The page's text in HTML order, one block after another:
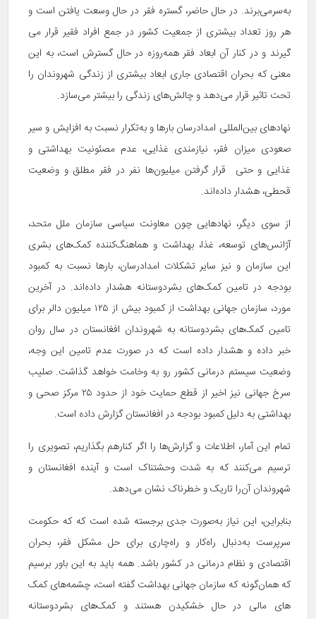
به‌سرمی‌­برند. در حال حاضر، گستره فقر در حال وسعت یافتن است و
هر روز تعداد بیشتری از جمعیت کشور در جمع افراد فقیر قرار می­‌
گیرند و در کنار آن ابعاد فقر همه­‌روزه در حال گسترش است، به این
معنی که بحران اقتصادی جاری ابعاد بیشتری از زندگی شهروندان را
تحت تاثیر قرار می‌­دهد و چالش­‌های زندگی را بیشتر می­‌سازد.
نهادهای بین‌­المللی امدادرسان بارها و به‌تکرار نسبت به افزایش و سیر
صعودی میزان فقر، نیازمندی غذایی، عدم مصئونیت بهداشتی و
غذایی و حتی قرار گرفتن میلیون­‌ها نفر در فقر مطلق و وضعیت
قحطی، هشدار داده‌­اند.
از سوی دیگر، نهادهایی چون معاونت سیاسی سازمان ملل متحد،
آژانس‌های توسعه، غذا، بهداشت و هماهنگ‌­کننده کمک‌­های بشری
این سازمان و نیز سایر تشکلات امداد­رسان، بارها نسبت به کمبود
بودجه در تامین کمک‌­های بشردوستانه هشدار داده‌­اند. در آخرین
مورد، سازمان جهانی بهداشت از کمبود بیش از ۱۲۵ میلیون دالر برای
تامین کمک‌های بشردوستانه به شهروندان افغانستان در سال روان
خبر داده و هشدار داده است که در صورت عدم تامین این وجه،
وضعیت سیستم درمانی کشور رو به‌ وخامت خواهد گذاشت. صلیب
سرخ جهانی نیز اخیر از قطع حمایت خود از حدود ۲۵ مرکز صحی و
بهداشتی به دلیل کمبود بودجه در افغانستان گزارش داده است.
تمام این آمار، اطلاعات و گزارش‌ها را اگر کنارهم بگذاریم، تصویری را
ترسیم می‌کنند که به شدت وحشت­ناک است و آینده افغانستان و
شهروندان آن‌را تاریک و خطرناک نشان می‌دهد.
بنابراین، این نیاز به‌صورت جدی برجسته شده است که که حکومت
سرپرست به‌دنبال راه‌کار و راه‌چاری برای حل مشکل فقر، بحران
اقتصادی و نظام درمانی در کشور باشد. همه باید به این باور برسیم
که همان‌گونه که سازمان جهانی بهداشت گفته است، چشمه‌­های کمک­‌
های مالی در حال خشکیدن هستند و کمک­‌های بشردوستانه